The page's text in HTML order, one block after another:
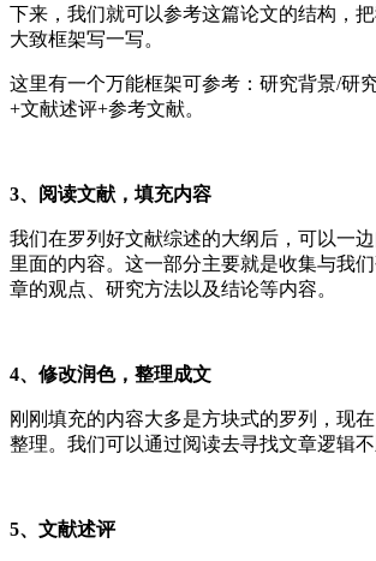
下来，我们就可以参考这篇论文的结构，
大致框架写一写。
这里有一个万能框架可参考：研究背景/研
+文献述评+参考文献。
3、阅读文献，填充内容
我们在罗列好文献综述的大纲后，可以一
里面的内容。这一部分主要就是收集与我
章的观点、研究方法以及结论等内容。
4、修改润色，整理成文
刚刚填充的内容大多是方块式的罗列，现
整理。我们可以通过阅读去寻找文章逻辑不
5、文献述评